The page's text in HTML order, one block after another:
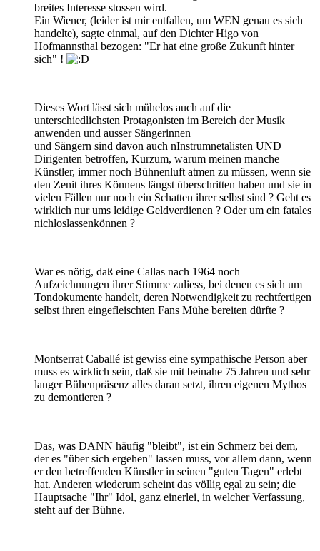
breites Interesse stossen wird.
Ein Wiener, (leider ist mir entfallen, um WEN genau es sich
handelte), sagte einmal, auf den Dichter Higo von
Hofmannsthal bezogen: "Er hat eine große Zukunft hinter
sich" !
Dieses Wort lässt sich mühelos auch auf die
unterschiedlichsten Protagonisten im Bereich der Musik
anwenden und ausser Sängerinnen
und Sängern sind davon auch nInstrumnetalisten UND
Dirigenten betroffen, Kurzum, warum meinen manche
Künstler, immer noch Bühnenluft atmen zu müssen, wenn sie
den Zenit ihres Könnens längst überschritten haben und sie in
vielen Fällen nur noch ein Schatten ihrer selbst sind ? Geht es
wirklich nur ums leidige Geldverdienen ? Oder um ein fatales
nichloslassenkönnen ?
War es nötig, daß eine Callas nach 1964 noch
Aufzeichnungen ihrer Stimme zuliess, bei denen es sich um
Tondokumente handelt, deren Notwendigkeit zu rechtfertigen
selbst ihren eingefleischten Fans Mühe bereiten dürfte ?
Montserrat Caballé ist gewiss eine sympathische Person aber
muss es wirklich sein, daß sie mit beinahe 75 Jahren und sehr
langer Bühenpräsenz alles daran setzt, ihren eigenen Mythos
zu demontieren ?
Das, was DANN häufig "bleibt", ist ein Schmerz bei dem,
der es "über sich ergehen" lassen muss, vor allem dann, wenn
er den betreffenden Künstler in seinen "guten Tagen" erlebt
hat. Anderen wiederum scheint das völlig egal zu sein; die
Hauptsache "Ihr" Idol, ganz einerlei, in welcher Verfassung,
steht auf der Bühne.